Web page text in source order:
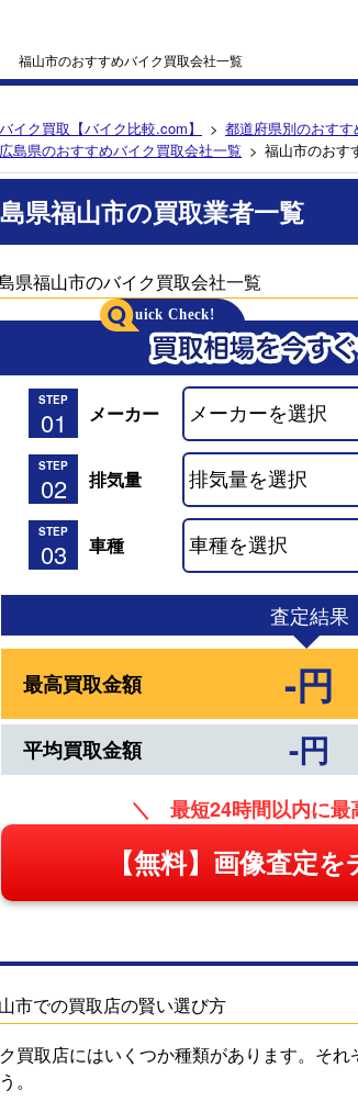
福山市のおすすめバイク買取会社一覧
バイク買取【バイク比較.com】
都道府県別のおす
広島県のおすすめバイク買取会社一覧
福山市のおす
県福山市の買取業者一覧
県福山市のバイク買取会社一覧
STEP
01 メーカー
STEP
02 排気量
STEP
03 車種
査定結果
最高買取金額 -円
平均買取金額 -円
＼ 最短24時間以内に
【無料】画像査定
市での買取店の賢い選び方
買取店にはいくつか種類があります。そ
。